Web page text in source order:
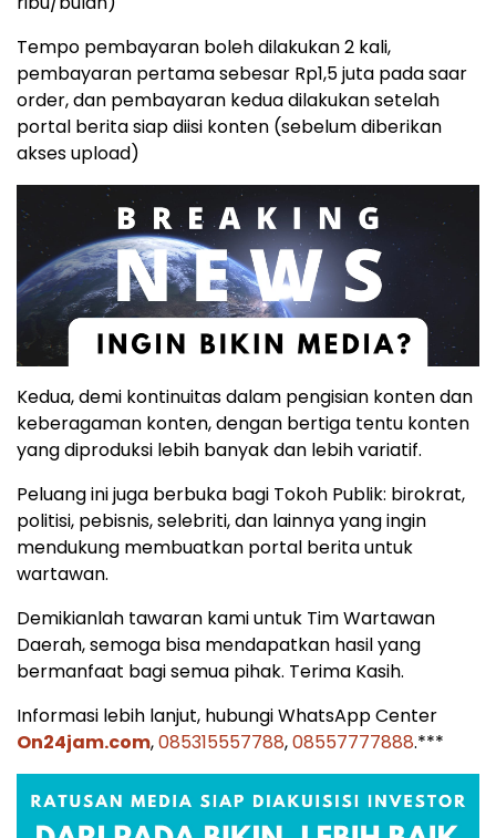
Tempo pembayaran boleh dilakukan 2 kali,
pembayaran pertama sebesar Rp1,5 juta pada saar
order, dan pembayaran kedua dilakukan setelah
portal berita siap diisi konten (sebelum diberikan
akses upload)
Kedua, demi kontinuitas dalam pengisian konten dan
keberagaman konten, dengan bertiga tentu konten
yang diproduksi lebih banyak dan lebih variatif.
Peluang ini juga berbuka bagi Tokoh Publik: birokrat,
politisi, pebisnis, selebriti, dan lainnya yang ingin
mendukung membuatkan portal berita untuk
wartawan.
Demikianlah tawaran kami untuk Tim Wartawan
Daerah, semoga bisa mendapatkan hasil yang
bermanfaat bagi semua pihak. Terima Kasih.
Informasi lebih lanjut, hubungi WhatsApp Center
On24jam.com,085315557788,08557777888.***